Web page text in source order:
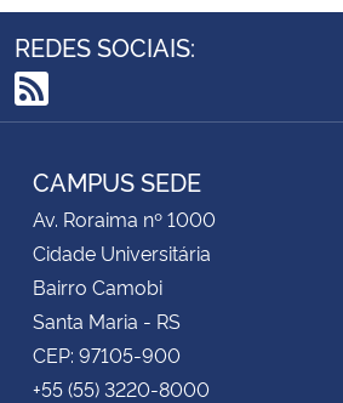
REDES SOCIAIS:
RSS
CAMPUS SEDE
Av. Roraima nº 1000
Cidade Universitária
Bairro Camobi
Santa Maria - RS
CEP: 97105-900
+55 (55) 3220-8000